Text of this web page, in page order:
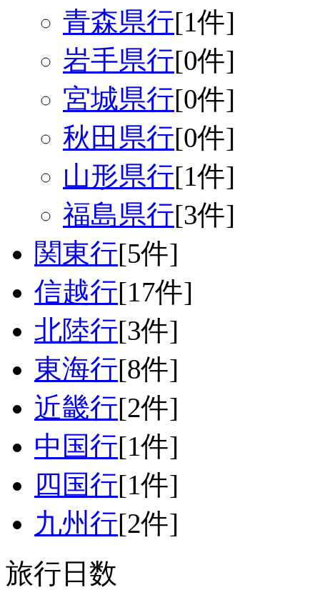
青森県行[1件]
岩手県行[0件]
宮城県行[0件]
秋田県行[0件]
山形県行[1件]
福島県行[3件]
関東行[5件]
信越行[17件]
北陸行[3件]
東海行[8件]
近畿行[2件]
中国行[1件]
四国行[1件]
九州行[2件]
旅行日数